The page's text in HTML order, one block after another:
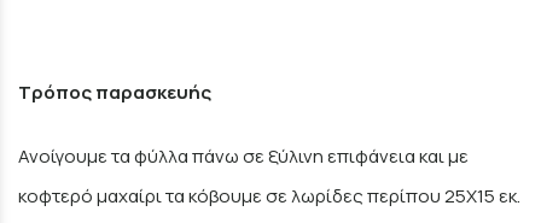
Τρόπος παρασκευής
Ανοίγουμε τα φύλλα πάνω σε ξύλινη επιφάνεια και με
κοφτερό μαχαίρι τα κόβουμε σε λωρίδες περίπου 25Χ15 εκ.